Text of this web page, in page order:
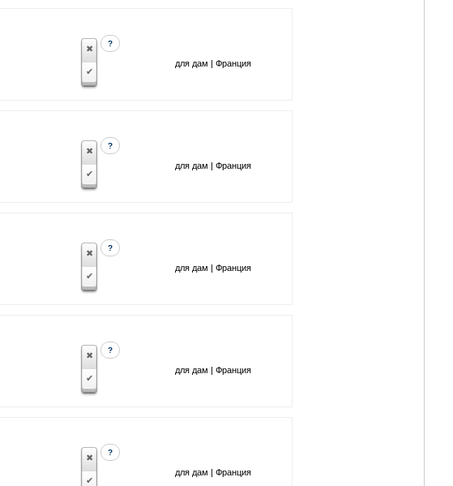
?
для дам | Франция
?
для дам | Франция
?
для дам | Франция
?
для дам | Франция
?
для дам | Франция